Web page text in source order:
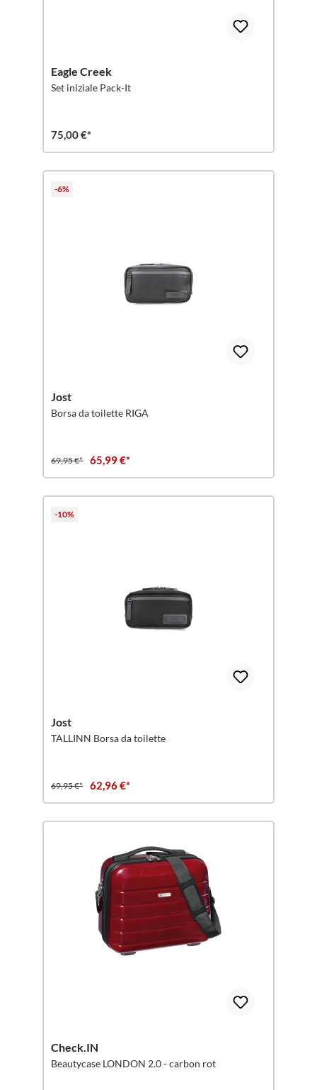
Eagle Creek
Set iniziale Pack-It
75,00 €*
-6%
Jost
Borsa da toilette RIGA
69,95 €* 65,99 €*
-10%
Jost
TALLINN Borsa da toilette
69,95 €* 62,96 €*
Check.IN
Beautycase LONDON 2.0 - carbon rot